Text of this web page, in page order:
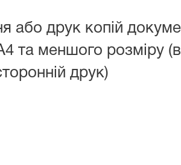
або друк копій
та меншого розміру
друк)